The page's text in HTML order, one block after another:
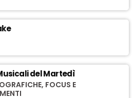
del Martedì
FOCUS E